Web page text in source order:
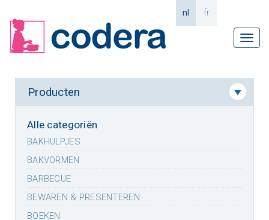
nl fr
Producten
Alle categoriën
BAKHULPJES
BAKVORMEN
BARBECUE
BEWAREN & PRESENTEREN
BOEKEN